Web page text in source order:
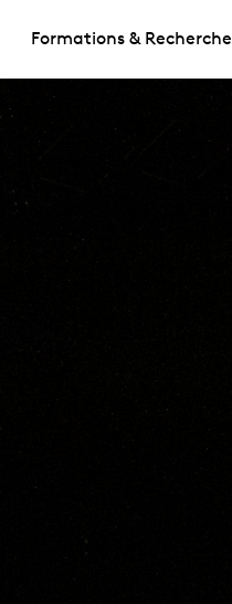
Formations & Recherche